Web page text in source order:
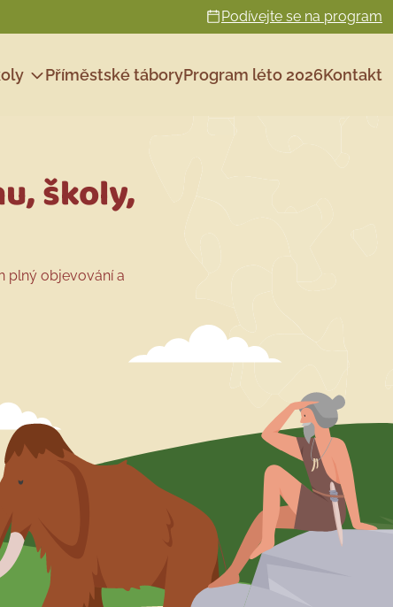
Podívejte se na program
Příměstské táboryProgram léto 2026Kontakt
školy,
plný objevování a